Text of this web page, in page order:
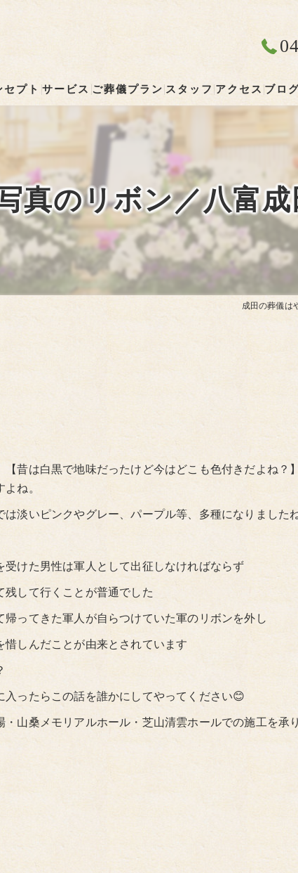
セプト
田の葬儀･やすらぎ葬祭 清雲の口コミ情報
田の葬儀･やすらぎ葬祭 清雲の評判
田の葬儀･やすらぎ葬祭 清雲のお客様の声
サービス ご葬儀プラン スタッフ アクセス ブロ
真のリボン／八富
成田の葬儀は
昔は白黒で地味だったけど今はどこも色付きだよね？】
ね。
淡いピンクやグレー、パープル等、多種になりました
けた男性は軍人として出征しなければならず
して行くことが普通でした
ってきた軍人が自らつけていた軍のリボンを外し
しんだことが由来とされています
ったらこの話を誰かにしてやってください😊
山桑メモリアルホール・芝山清雲ホールでの施工を承